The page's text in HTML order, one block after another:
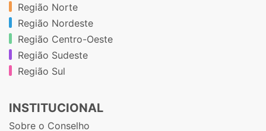
Região Norte
Região Nordeste
Região Centro-Oeste
Região Sudeste
Região Sul
INSTITUCIONAL
Sobre o Conselho